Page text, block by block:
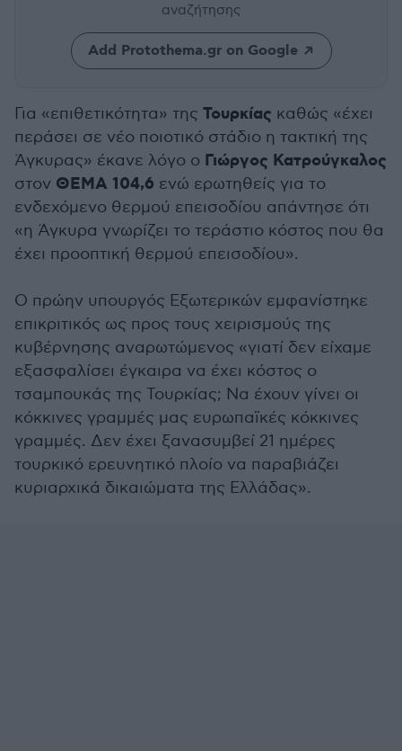
αναζήτησης
Add Protothema.gr on Google
Για «επιθετικότητα» της Τουρκίας καθώς «έχει
περάσει σε νέο ποιοτικό στάδιο η τακτική της
Άγκυρας» έκανε λόγο ο Γιώργος Κατρούγκαλος
στον ΘΕΜΑ 104,6 ενώ ερωτηθείς για το
ενδεχόμενο θερμού επεισοδίου απάντησε ότι
«η Άγκυρα γνωρίζει το τεράστιο κόστος που θα
έχει προοπτική θερμού επεισοδίου».
Ο πρώην υπουργός Εξωτερικών εμφανίστηκε
επικριτικός ως προς τους χειρισμούς της
κυβέρνησης αναρωτώμενος «γιατί δεν είχαμε
εξασφαλίσει έγκαιρα να έχει κόστος ο
τσαμπουκάς της Τουρκίας; Να έχουν γίνει οι
κόκκινες γραμμές μας ευρωπαϊκές κόκκινες
γραμμές. Δεν έχει ξανασυμβεί 21 ημέρες
τουρκικό ερευνητικό πλοίο να παραβιάζει
κυριαρχικά δικαιώματα της Ελλάδας».